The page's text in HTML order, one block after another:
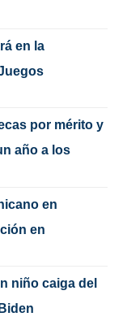
en la
por mérito y
año a los
en
en
niño caiga del